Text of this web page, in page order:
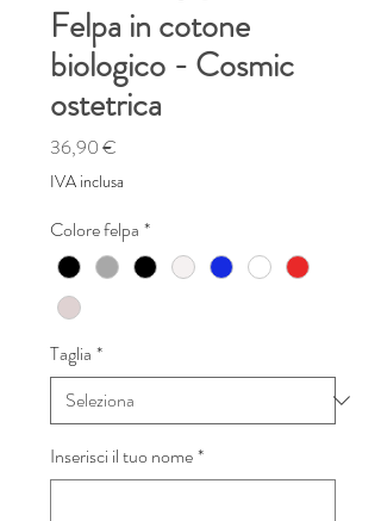
Felpa in cotone
biologico - Cosmic
ostetrica
36,90 €
IVA inclusa
Colore felpa *
Taglia *
Inserisci il tuo nome*